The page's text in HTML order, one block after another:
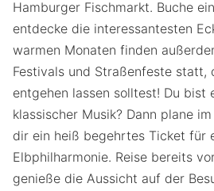
Hamburger Fischmarkt. Buche
entdecke die interessantesten
warmen Monaten finden
Festivals und Straßenfeste statt,
entgehen lassen solltest! Du bist
klassischer Musik? Dann plane
dir ein heiß begehrtes Ticket für
Elbphilharmonie. Reise bereits
genieße die Aussicht auf der